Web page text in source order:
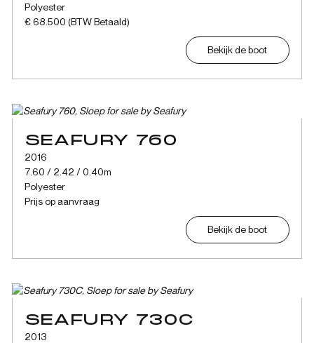
Polyester
€ 68.500 (BTW Betaald)
Bekijk de boot
SEAFURY 760
2016
7.60 / 2.42 / 0.40m
Polyester
Prijs op aanvraag
Bekijk de boot
SEAFURY 730C
2013